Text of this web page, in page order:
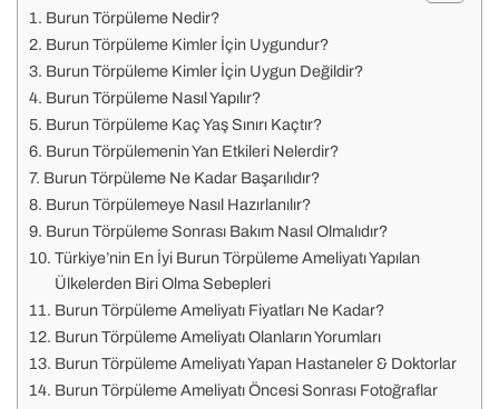
Burun Törpüleme Nedir?
Burun Törpüleme Kimler İçin Uygundur?
Burun Törpüleme Kimler İçin Uygun Değildir?
Burun Törpüleme Nasıl Yapılır?
Burun Törpüleme Kaç Yaş Sınırı Kaçtır?
Burun Törpülemenin Yan Etkileri Nelerdir?
Burun Törpüleme Ne Kadar Başarılıdır?
Burun Törpülemeye Nasıl Hazırlanılır?
Burun Törpüleme Sonrası Bakım Nasıl Olmalıdır?
Türkiye’nin En İyi Burun Törpüleme Ameliyatı Yapılan
Ülkelerden Biri Olma Sebepleri
Burun Törpüleme Ameliyatı Fiyatları Ne Kadar?
Burun Törpüleme Ameliyatı Olanların Yorumları
Burun Törpüleme Ameliyatı Yapan Hastaneler & Doktorlar
Burun Törpüleme Ameliyatı Öncesi Sonrası Fotoğraflar